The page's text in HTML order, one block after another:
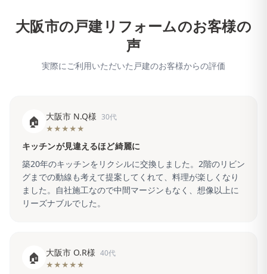
大阪市の戸建リフォームのお客様の
声
実際にご利用いただいた戸建のお客様からの評価
🏠 大阪市 N.Q様 30代
★★★★★
キッチンが見違えるほど綺麗に
築20年のキッチンをリクシルに交換しました。2階のリビン
グまでの動線も考えて提案してくれて、料理が楽しくなり
ました。自社施工なので中間マージンもなく、想像以上に
リーズナブルでした。
🏠 大阪市 O.R様 40代
★★★★★